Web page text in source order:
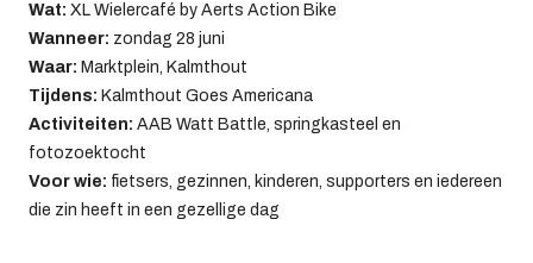
Wat: XL Wielercafé by Aerts Action Bike
Wanneer: zondag 28 juni
Waar: Marktplein, Kalmthout
Tijdens: Kalmthout Goes Americana
Activiteiten: AAB Watt Battle, springkasteel en
fotozoektocht
Voor wie: fietsers, gezinnen, kinderen, supporters en iedereen
die zin heeft in een gezellige dag